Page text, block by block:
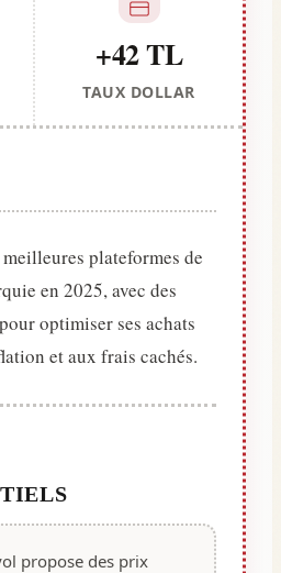
+42 TL
TAUX DOLLAR
plateformes de
en 2025, avec des
optimiser ses achats
et aux frais cachés.
propose des prix